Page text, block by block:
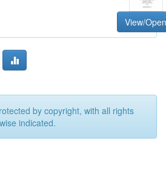
View/Open
by copyright, with all rights
indicated.